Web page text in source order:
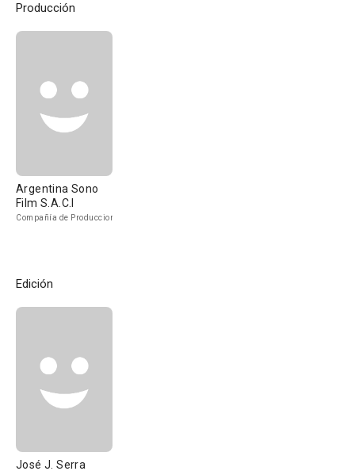
Producción
Argentina Sono
Film S.A.C.I
Compañía de Produccion
Edición
José J. Serra